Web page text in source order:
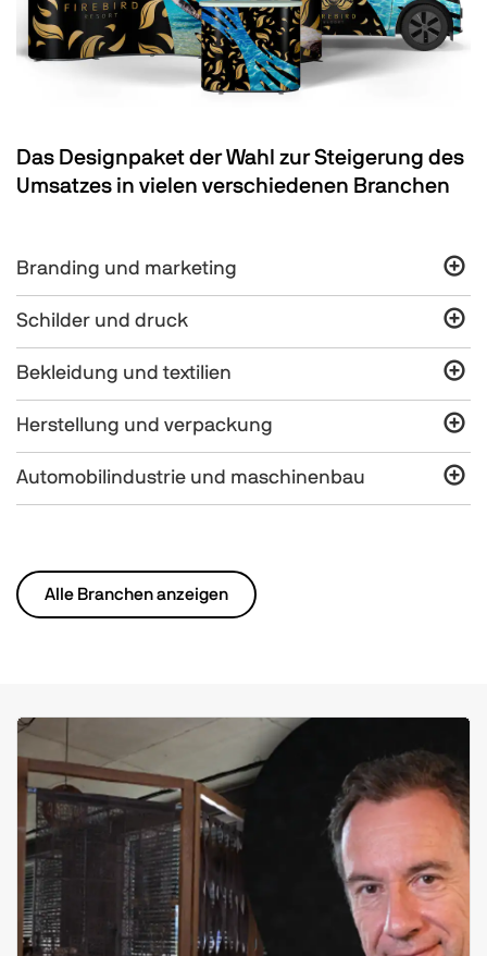
Das Designpaket der Wahl zur Steigerung des
Umsatzes in vielen verschiedenen Branchen
Branding und marketing
Schilder und druck
Bekleidung und textilien
Herstellung und verpackung
Automobilindustrie und maschinenbau
Alle Branchen anzeigen